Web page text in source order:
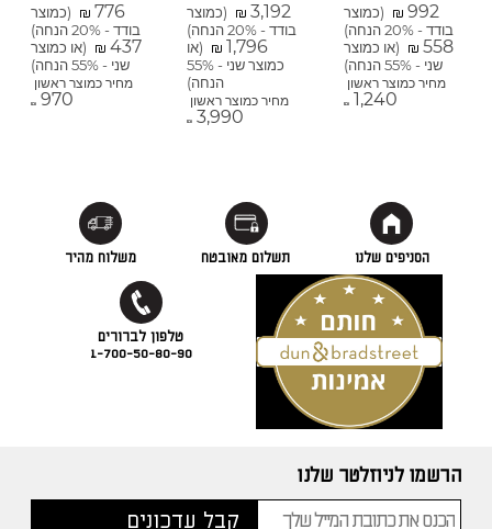
₪ 992
(כמוצר
בודד - 20% הנחה)
₪ 558
(או כמוצר
שני - 55% הנחה)
מחיר כמוצר ראשון
₪ 1,240
₪ 3,192
(כמוצר
בודד - 20% הנחה)
₪ 1,796
(או
כמוצר שני - 55%
הנחה)
מחיר כמוצר ראשון
₪ 3,990
₪ 776
(כמוצר
בודד - 20% הנחה)
₪ 437
(או כמוצר
שני - 55% הנחה)
מחיר כמוצר ראשון
₪ 970
הסניפים שלנו תשלום מאובטח משלוח מהיר
1-700-50-80-90
הרשמו לניוזלטר שלנו